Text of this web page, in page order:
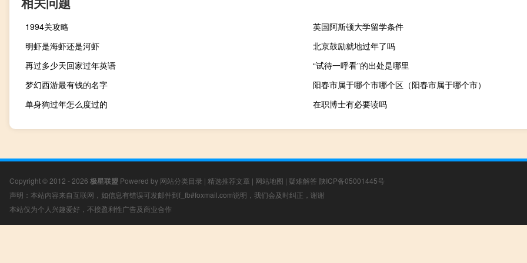
1994关攻略
英国阿斯顿大学留学条件
明虾是海虾还是河虾
北京鼓励就地过年了吗
再过多少天回家过年英语
“试待一呼看”的出处是哪里
梦幻西游最有钱的名字
阳春市属于哪个市哪个区（阳春市属于哪个市）
单身狗过年怎么度过的
在职博士有必要读吗
Copyright © 2012 - 2026 极星联盟 Powered by 网站分类目录 | 精选推荐文章 | 网站地图 | 疑难解答 陕ICP备05001445号
声明：本站内容来自互联网，如信息有错误可发邮件到f_fb#foxmail.com说明，我们会及时纠正，谢谢
本站仅为个人兴趣爱好，不接盈利性广告及商业合作